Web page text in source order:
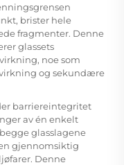
brister hele
fragmenter. Denne
glassets
noe som
og sekundære
barriereintegritet
av én enkelt
glasslagene
gjennomsiktig
Denne